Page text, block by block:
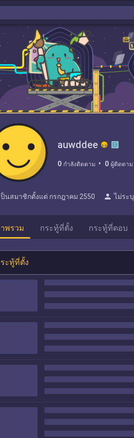
auwddee
0 กำลังติดตาม 0 ผู้ติดตาม
ป็นสมาชิกตั้งแต่ กรกฎาคม 2550 person ไม่ระบุ
พรวม กระทู้ที่ตั้ง กระทู้ที่ตอบ
ะทู้ที่ตั้ง